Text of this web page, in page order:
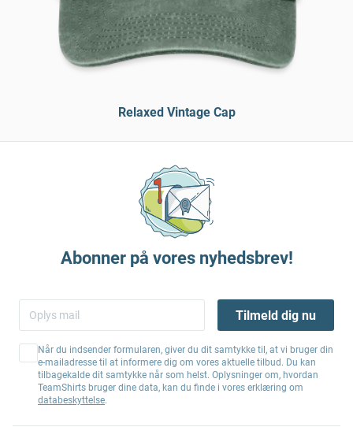
Relaxed Vintage Cap
Abonner på vores nyhedsbrev!
Tilmeld dig nu
Når du indsender formularen, giver du dit samtykke til, at vi bruger din
e-mailadresse til at informere dig om vores aktuelle tilbud. Du kan
tilbagekalde dit samtykke når som helst. Oplysninger om, hvordan
TeamShirts bruger dine data, kan du finde i vores erklæring om
databeskyttelse.